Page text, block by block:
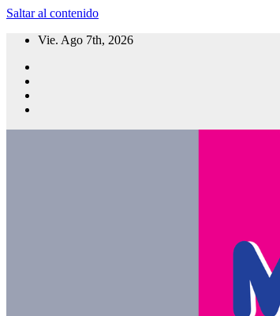
Saltar al contenido
Vie. Ago 7th, 2026